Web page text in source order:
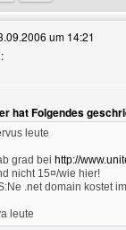
anzeigen
um 14:21
hat Folgendes
leute
grad bei http://
nicht 15¤/wie hier!
.net domain kostet
leute